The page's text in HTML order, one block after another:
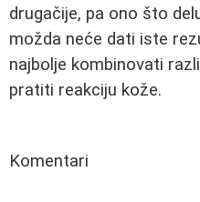
drugačije, pa ono što
možda neće dati iste
najbolje kombinovati
pratiti reakciju kože.
Komentari